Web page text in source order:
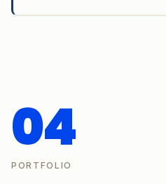
04
PORTFOLIO